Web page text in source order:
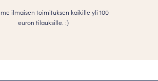
ilmaisen toimituksen kaikille yli 100
euron tilauksille. :­­)